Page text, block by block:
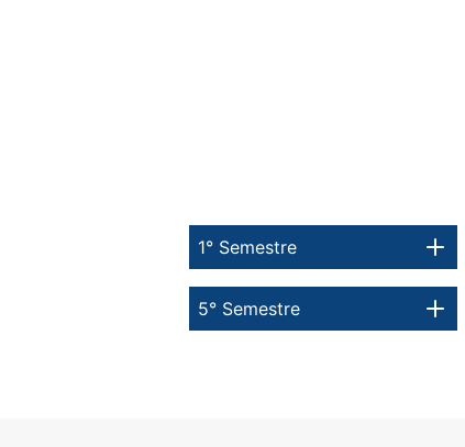
1° Semestre
5° Semestre